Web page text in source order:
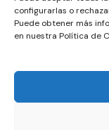
configurarlas o
Puede obtener más
en nuestra Política de